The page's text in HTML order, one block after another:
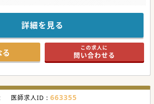
域において、より質の高い医療サービスの
ます。経験豊富な内科医の知識と技術が地
可欠です。
療の実践に向けて、経験豊富な内科医の力
ます。多様な医療ニーズに応える体制強化
。
を下げてキャリアを継続したい医師のニー
す。ワークライフバランスを重視しつつ、
気】
棟と回復期リハビリテーション病棟で構成
患者様は比較的容態の落ち着いている方が
詳細を見る
る この求人に
問い合わせる
医師求人ID : 663355